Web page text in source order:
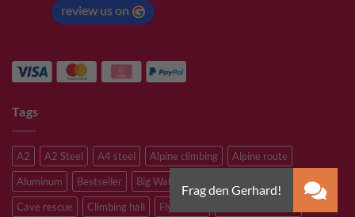
review us on
Tags
A2 A2 Steel A4 steel Alpine climbing
Alpine route
Aluminum
Bestseller Big Wall Climbing
Cave rescue
Climbing hall Flying Fox